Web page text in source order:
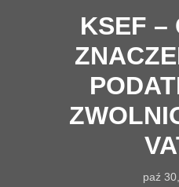
KSEF –
paź